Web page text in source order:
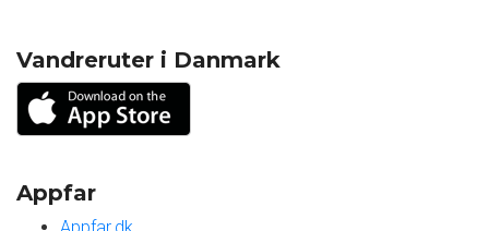
Vandreruter i Danmark
Appfar